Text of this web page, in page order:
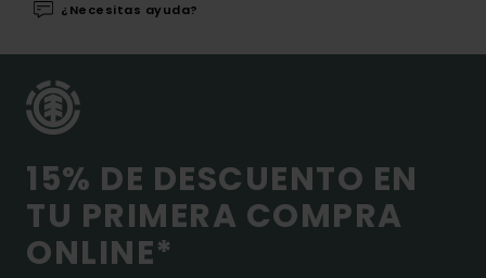
¿Necesitas ayuda?
15% DE DESCUENTO EN
TU PRIMERA COMPRA
ONLINE*